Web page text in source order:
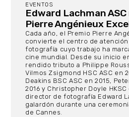
EVENTOS
Edward Lachman
Pierre Angénieux
Cada año, el Premio Pierre
convierte el centro de
fotografía cuyo trabajo ha
cine mundial. Desde su inicio
rendido tributo a Philippe
Vilmos Zsigmond HSC ASC en
Deakins BSC ASC en 2015,
2016 y Christopher Doyle HKSC
director de fotografía Edward
galardón durante una
de Cannes.